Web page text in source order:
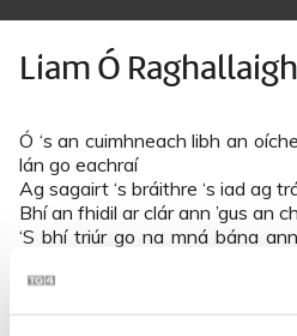
Liam Ó Raghallaigh
Ó ‘s an cuimhneach libh an
lán go eachraí
Ag sagairt ‘s bráithre ‘s iad ag
Bhí an fhidil ar clár ann ’gus an
‘S bhí triúr go na mná bána
I mo bhaintreach agus mo